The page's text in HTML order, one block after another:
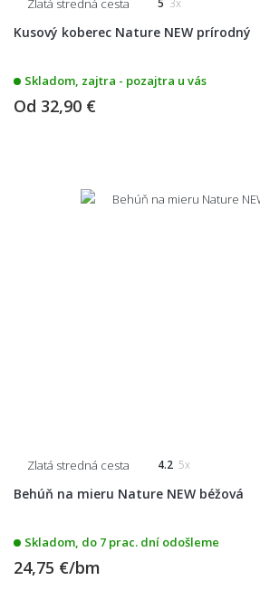
5 3x
Kusový koberec Nature NEW prírodný
Skladom, zajtra - pozajtra u vás
Od 32,90 €
Zlatá stredná cesta 4.2 5x
Behúň na mieru Nature NEW béžová
Skladom, do 7 prac. dní odošleme
24,75 €/bm